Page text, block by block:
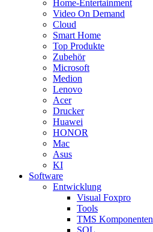
Home-Entertainment
Video On Demand
Cloud
Smart Home
Top Produkte
Zubehör
Microsoft
Medion
Lenovo
Acer
Drucker
Huawei
HONOR
Mac
Asus
KI
Software
Entwicklung
Visual Foxpro
Tools
TMS Komponenten
SQL